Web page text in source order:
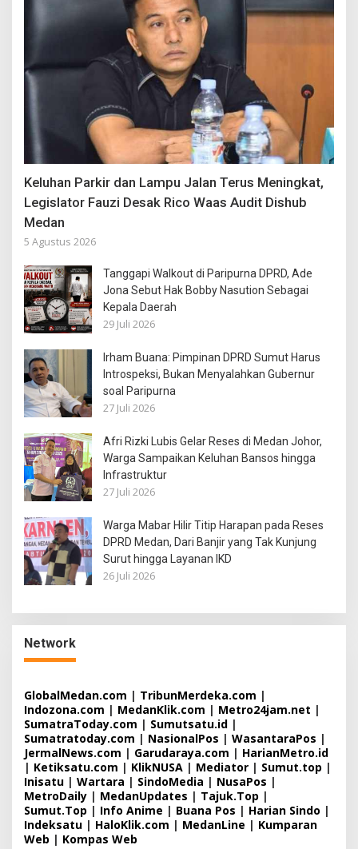
Keluhan Parkir dan Lampu Jalan Terus Meningkat,
Legislator Fauzi Desak Rico Waas Audit Dishub
Medan
5 Agustus 2026
Tanggapi Walkout di Paripurna DPRD, Ade
Jona Sebut Hak Bobby Nasution Sebagai
Kepala Daerah
29 Juli 2026
Irham Buana: Pimpinan DPRD Sumut Harus
Introspeksi, Bukan Menyalahkan Gubernur
soal Paripurna
27 Juli 2026
Afri Rizki Lubis Gelar Reses di Medan Johor,
Warga Sampaikan Keluhan Bansos hingga
Infrastruktur
27 Juli 2026
Warga Mabar Hilir Titip Harapan pada Reses
DPRD Medan, Dari Banjir yang Tak Kunjung
Surut hingga Layanan IKD
26 Juli 2026
Network
GlobalMedan.com | TribunMerdeka.com |
Indozona.com | MedanKlik.com | Metro24jam.net |
SumatraToday.com | Sumutsatu.id |
Sumatratoday.com | NasionalPos | WasantaraPos |
JermalNews.com | Garudaraya.com | HarianMetro.id
| Ketiksatu.com | KlikNUSA | Mediator | Sumut.top |
Inisatu | Wartara | SindoMedia | NusaPos |
MetroDaily | MedanUpdates | Tajuk.Top |
Sumut.Top | Info Anime | Buana Pos | Harian Sindo |
Indeksatu | HaloKlik.com | MedanLine | Kumparan
Web | Kompas Web